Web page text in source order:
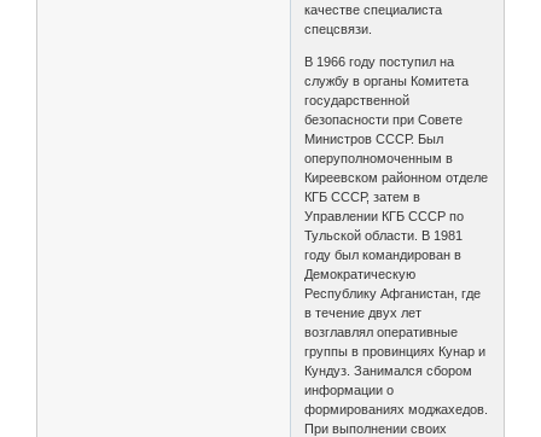
качестве специалиста
спецсвязи.
В 1966 году поступил на
службу в органы Комитета
государственной
безопасности при Совете
Министров СССР. Был
оперуполномоченным в
Киреевском районном отделе
КГБ СССР, затем в
Управлении КГБ СССР по
Тульской области. В 1981
году был командирован в
Демократическую
Республику Афганистан, где
в течение двух лет
возглавлял оперативные
группы в провинциях Кунар и
Кундуз. Занимался сбором
информации о
формированиях моджахедов.
При выполнении своих